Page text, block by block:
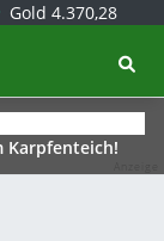
Gold 4.370,28
Karpfenteich!